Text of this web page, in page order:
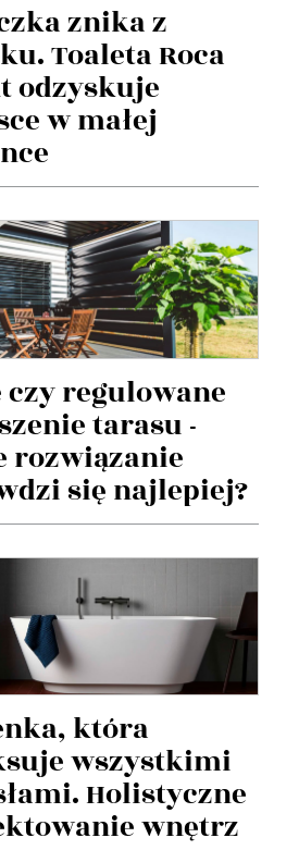
znika z
Toaleta Roca
odzyskuje
w małej
czy regulowane
tarasu -
rozwiązanie
się najlepiej?
która
wszystkimi
Holistyczne
wnętrz